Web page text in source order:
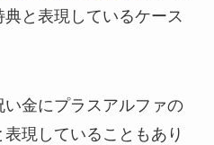
と表現しているケース
金にプラスアルファの
現していることもあり